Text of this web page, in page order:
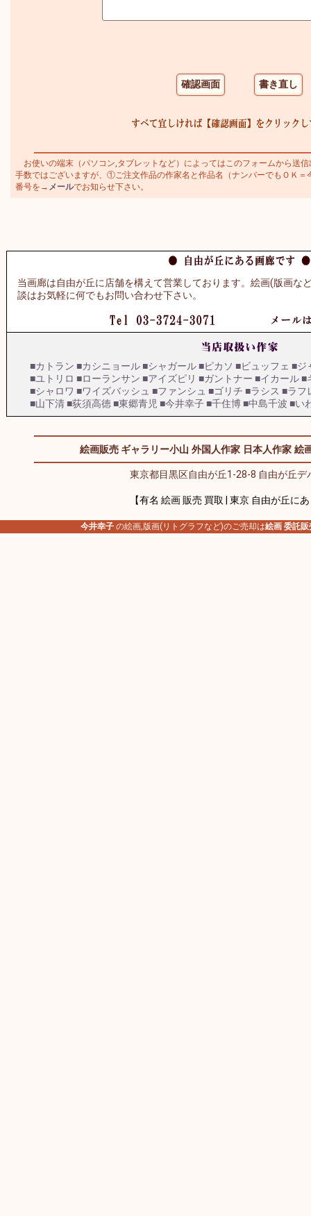
お使いの端末（パソコン,タブレットなど）によってはこのフォームから送
手数ではございますが、①ご注文作品の作家名と作品名（ナンバーでもＯＫ
番号を→ メールでお知らせ下さい。
当画廊は自由が丘に店舗を構えて営業しております。絵画(版画な
談はお気軽に何でもお問い合わせ下さい。
■カトラン ■カシニョール■シャガール■ピカソ ■ビュッフェ ■ジ
■ユトリロ ■ローランサン ■アイズピリ ■ガントナー ■イカール■
■シャロワ ■ワイズバッシュ ■ファンシュ ■ゴリチ ■ラシス ■ラフ
■山下清■荻須高徳■東郷青児 ■今井幸子■千住博■中島千波 ■い
絵画販売 ギャラリー小山 外国人作家 日本人作家 絵
東京都目黒区自由が丘1-28-8 自由が丘デ
【有名 絵画 販売 買取 | 東京 自由が丘に
今井幸子 の絵画,版画(リトグラフなど)のご売却は絵画 委託販